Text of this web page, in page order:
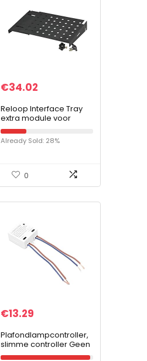
€34.02
Reloop Interface Tray
extra module voor
Reloop
notebookstandaard en
V.2 laptopstandaard
Already Sold: 28%
0
€13.29
Plafondlampcontroller,
slimme controller Geen
router vereist 50 meter